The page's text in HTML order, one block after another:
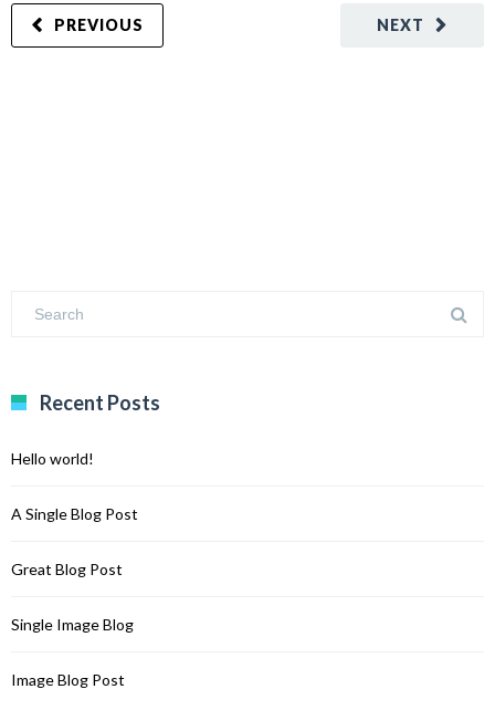
NEXT
PREVIOUS
Recent Posts
Hello world!
A Single Blog Post
Great Blog Post
Single Image Blog
Image Blog Post